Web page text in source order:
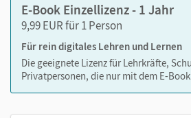
E-Book Einzellizenz - 1 Jahr
9,99 EUR für 1 Person
Für rein digitales Lehren und Lernen
Die geeignete Lizenz für Lehrkräfte,
Privatpersonen, die nur mit dem E-